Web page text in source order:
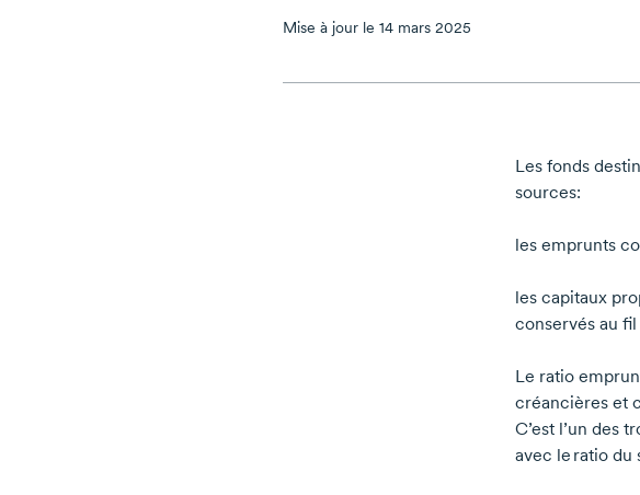
Mise à jour le 14 mars 2025
Les fonds
sources:
les emprunts
les capitaux
conservés au
Le ratio
créancières et
C’est l’un des
avec le ratio du